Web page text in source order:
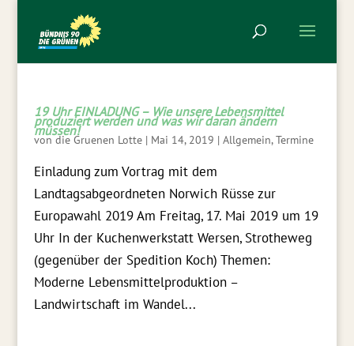
19 Uhr EINLADUNG – Wie unsere Lebensmittel
produziert werden und was wir daran ändern
müssen!
von die Gruenen Lotte| Mai 14, 2019 | Allgemein,Termine
Einladung zum Vortrag mit dem
Landtagsabgeordneten Norwich Rüsse zur
Europawahl 2019 Am Freitag, 17. Mai 2019 um 19
Uhr In der Kuchenwerkstatt Wersen, Strotheweg
(gegenüber der Spedition Koch) Themen:
Moderne Lebensmittelproduktion –
Landwirtschaft im Wandel...